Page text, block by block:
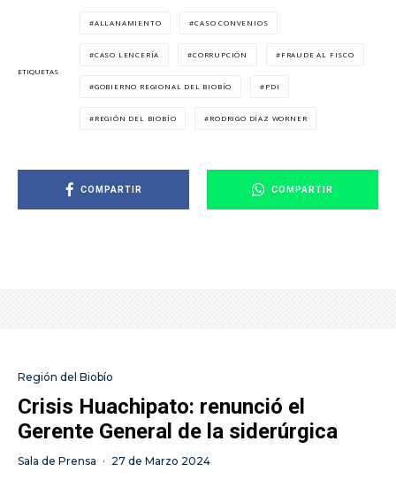
ETIQUETAS
ALLANAMIENTO CASO CONVENIOS
CASO LENCERÍA CORRUPCIÓN FRAUDE AL FISCO
GOBIERNO REGIONAL DEL BIOBÍO PDI
REGIÓN DEL BIOBÍO RODRIGO DÍAZ WORNER
COMPARTIR COMPARTIR
Región del Biobío
Crisis Huachipato: renunció el
Gerente General de la siderúrgica
Sala de Prensa · 27 de Marzo 2024